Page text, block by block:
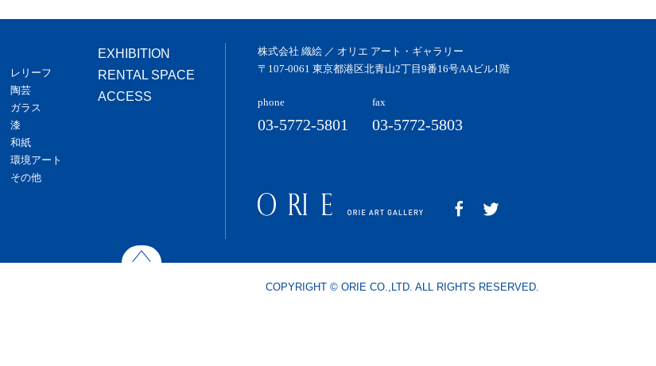
レリーフ
陶芸
ガラス
漆
和紙
環境アート
その他
EXHIBITION
RENTAL SPACE
ACCESS
株式会社 織絵 ／ オリエ アート・ギャラリー
〒107-0061 東京都港区北青山2丁目9番16号AAビル1階
phone
03-5772-5801
fax
03-5772-5803
COPYRIGHT © ORIE CO.,LTD. ALL RIGHTS RESERVED.